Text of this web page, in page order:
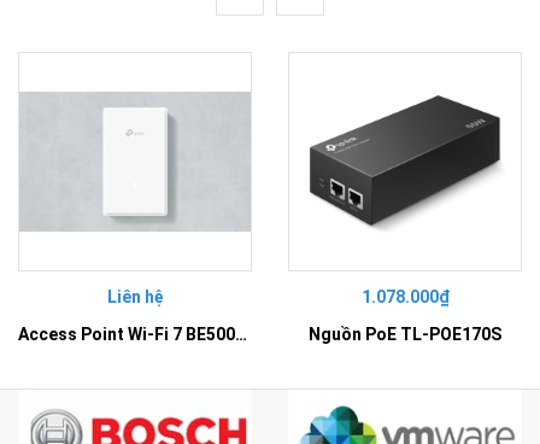
Liên hệ
Access Point Wi-Fi 7 BE5000 Gắn Tường – EAP725-Wall
1.078.000₫
Nguồn PoE TL-POE170S